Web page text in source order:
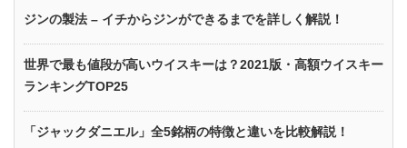
ジンの製法 – イチからジンができるまでを詳しく解説！
世界で最も値段が高いウイスキーは？2021版・高額ウイスキー
ランキングTOP25
「ジャックダニエル」全5銘柄の特徴と違いを比較解説！